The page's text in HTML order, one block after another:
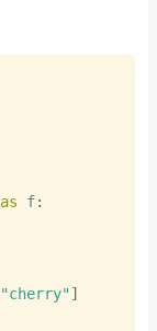
as f:
"cherry"]